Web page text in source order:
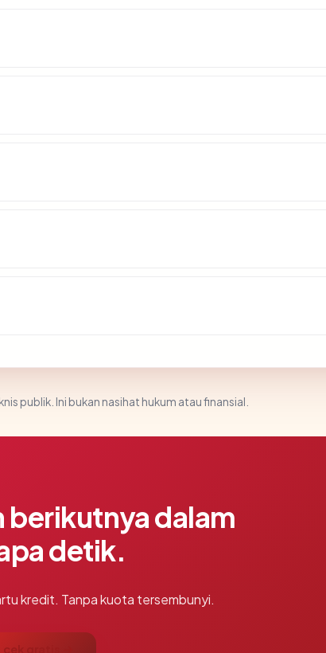
publik. Ini bukan nasihat hukum atau finansial.
berikutnya dalam
detik.
kredit. Tanpa kuota tersembunyi.
cek gratis →